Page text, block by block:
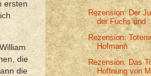
ersten
die
die
Rezension: Der
der Fuchs und
Rezension:
Hofmann
Rezension: Das
Hoffnung von